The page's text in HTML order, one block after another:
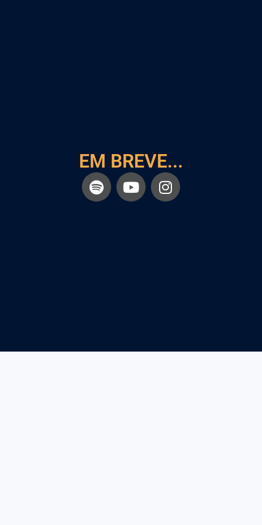
EM BREVE...